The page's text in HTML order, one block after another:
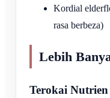
Kordial
rasa berbeza)
Lebih
Terokai